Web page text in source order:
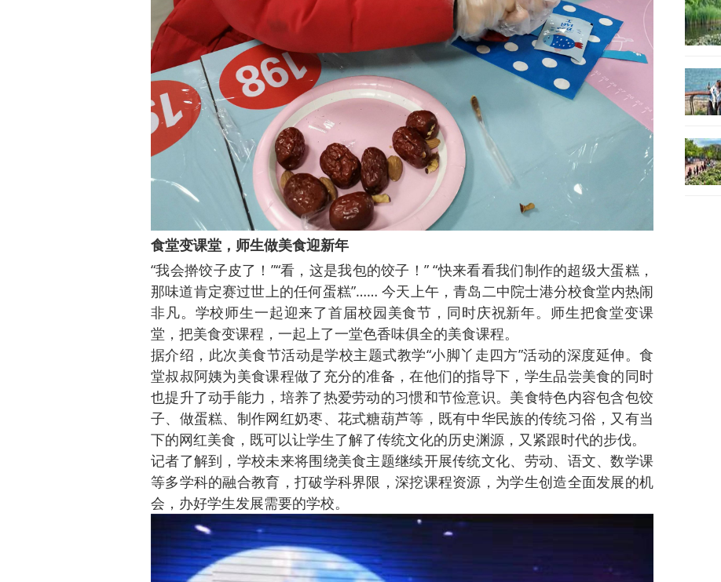
食堂变课堂，师生做美食迎新年
“我会擀饺子皮了！”“看，这是我包的饺子！” “快来看看我们制作的超级大蛋糕，
那味道肯定赛过世上的任何蛋糕”…… 今天上午，青岛二中院士港分校食堂内热闹
非凡。学校师生一起迎来了首届校园美食节，同时庆祝新年。师生把食堂变课
堂，把美食变课程，一起上了一堂色香味俱全的美食课程。
据介绍，此次美食节活动是学校主题式教学“小脚丫走四方”活动的深度延伸。食
堂叔叔阿姨为美食课程做了充分的准备，在他们的指导下，学生品尝美食的同时
也提升了动手能力，培养了热爱劳动的习惯和节俭意识。美食特色内容包含包饺
子、做蛋糕、制作网红奶枣、花式糖葫芦等，既有中华民族的传统习俗，又有当
下的网红美食，既可以让学生了解了传统文化的历史渊源，又紧跟时代的步伐。
记者了解到，学校未来将围绕美食主题继续开展传统文化、劳动、语文、数学课
等多学科的融合教育，打破学科界限，深挖课程资源，为学生创造全面发展的机
会，办好学生发展需要的学校。